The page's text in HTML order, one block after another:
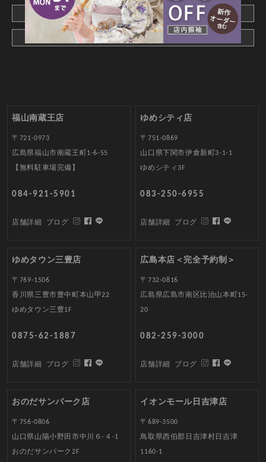
webでご予約はこちら
メールでお問合わせ
福山南蔵王店
〒721-0973
広島県福山市南蔵王町1-6-55
【無料駐車場完備】
084-921-5901
店舗詳細 ブログ
ゆめシティ店
〒751-0869
山口県下関市伊倉新町3-1-1
ゆめシティ3F
083-250-6955
店舗詳細 ブログ
ゆめタウン三豊店
〒769-1506
香川県三豊市豊中町本山甲22
ゆめタウン三豊1F
0875-62-1887
店舗詳細 ブログ
広島本店＜完全予約制＞
〒732-0816
広島県広島市南区比治山本町15-
20
082-259-3000
店舗詳細 ブログ
おのだサンパーク店
〒756-0806
山口県山陽小野田市中川６-４-1
おのだサンパーク2F
イオンモール日吉津店
〒689-3500
鳥取県西伯郡日吉津村日吉津
1160-1